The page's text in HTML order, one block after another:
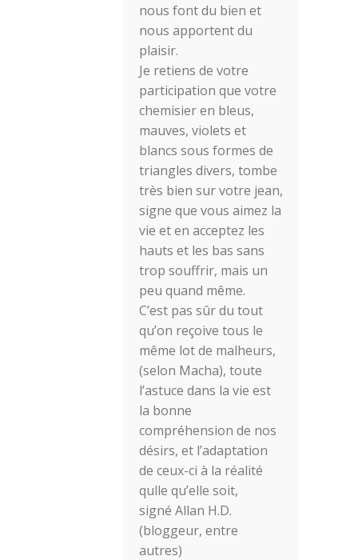
nous font du bien et
nous apportent du
plaisir.
Je retiens de votre
participation que votre
chemisier en bleus,
mauves, violets et
blancs sous formes de
triangles divers, tombe
très bien sur votre jean,
signe que vous aimez la
vie et en acceptez les
hauts et les bas sans
trop souffrir, mais un
peu quand même.
C’est pas sûr du tout
qu’on reçoive tous le
même lot de malheurs,
(selon Macha), toute
l’astuce dans la vie est
la bonne
compréhension de nos
désirs, et l’adaptation
de ceux-ci à la réalité
qulle qu’elle soit,
signé Allan H.D.
(bloggeur, entre
autres)